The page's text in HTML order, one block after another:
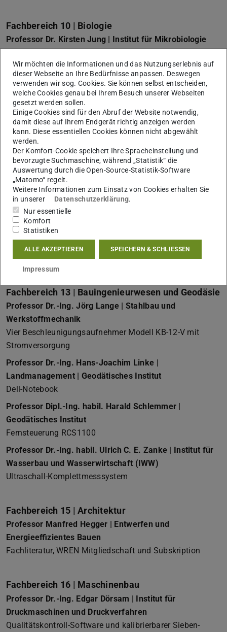
Fachbereich 10 | Biologie
Professor Dr. Kirsten Jung | Institut für Mikrobiologie
Niveausonde für einen Laborfermenter
Professor Dr. Gerald Langner | Zoologie
Vibratome 1000 Plus
Professor Dr. Paul Layer | Entwicklungsbiologie –
Neurogenetik
Fischzuchtanlage
Fachbereich 11 | Material- und Geowissenschaften
Professor Dr. Hartmut Fueß | Strukturforschung
Dimpler, Dreizonenrohrofen
Professor Dr. Wolfram Jaegermann |
Oberflächenforschung
Softwarepaket zur numerischen Simulation elektrischer
Halbleitereigenschaften, Hochleistungs-PC
Fachbereich 13 | Bauingenieurwesen und Geodäsie
Professor Dr.-Ing. Jörg Lange | Stahlbau und
Werkstoffmechanik
Vier Beschleunigungsaufnehmer Modell KB-12-V mit
Stromversorgung
Professor Dr.-Ing. Hans-Joachim Linke |
Landmanagement | Geodätisches Institut
Dell-Notebook
Professor Dipl.-Ing. habil. Harald Schlemmer |
Geodätisches Institut
Fernsteuerung RCS1100
Professor Dr.-Ing. habil. Ulrich C. E. Zanke | Institut für
Wasserbau und Wasserwirtschaft (IWW)
Ultraschall-Komplettmesssystem
Fachbereich 15 | Architektur
Professor Manfred Hegger | Entwerfen und
Energieeffizientes Bauen
Fachliteratur, WREN Mitgliedschaft und Subskription
Fachbereich 16 | Maschinenbau
Professor Dr.-Ing. Edgar Dörsam | Institut für
Druckmaschinen und Druckverfahren
Qualitätskontroll-Software und kalibrierbarer Sieben-
Wir möchten die Informationen und das Nutzungserlebnis auf
dieser Webseite an Ihre Bedürfnisse anpassen. Deswegen
verwenden wir sog. Cookies. Sie können selbst entscheiden,
welche Cookies genau bei Ihrem Besuch unserer Webseiten
gesetzt werden sollen.
Einige Cookies sind für den Abruf der Website notwendig,
damit diese auf Ihrem Endgerät richtig anzeigen werden
kann. Diese essentiellen Cookies können nicht abgewählt
werden.
Der Komfort-Cookie speichert Ihre Spracheinstellung und
bevorzugte Suchmaschine, während „Statistik“ die
Auswertung durch die Open-Source-Statistik-Software
„Matomo“ regelt.
Weitere Informationen zum Einsatz von Cookies erhalten Sie
in unserer
Datenschutzerklärung.
Nur essentielle
Komfort
Statistiken
ALLE AKZEPTIEREN SPEICHERN & SCHLIESSEN
Impressum